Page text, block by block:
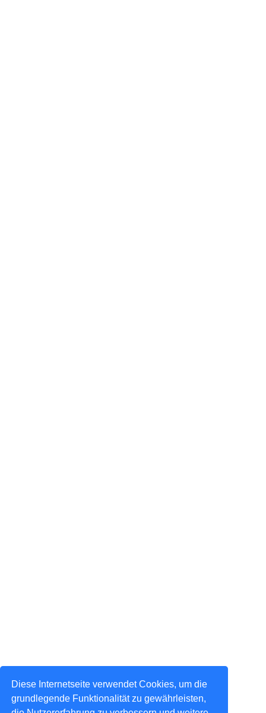
Diese Internetseite verwendet Cookies, um die
grundlegende Funktionalität zu gewährleisten,